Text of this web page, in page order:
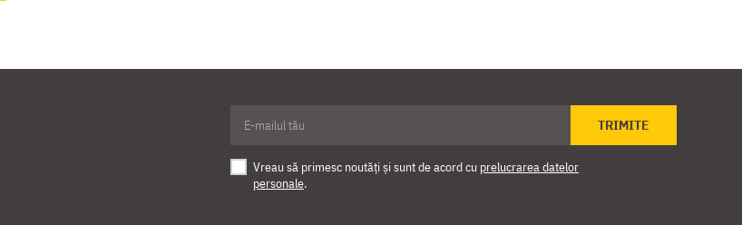
TRIMITE
Vreau să primesc noutăți și sunt de acord cu prelucrarea datelor
personale.